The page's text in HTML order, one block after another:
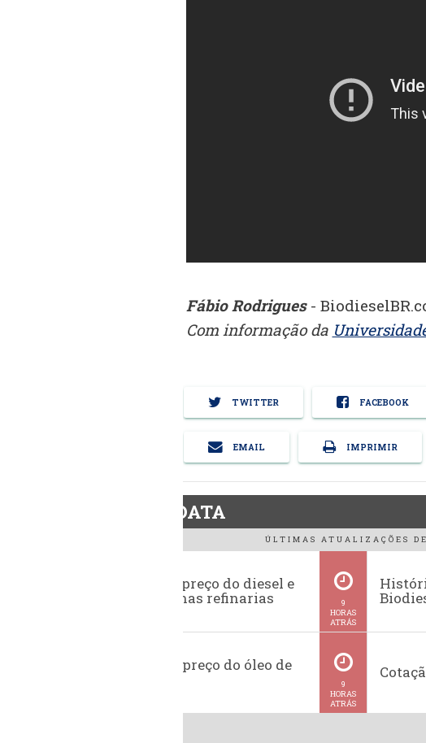
Fábio Rodrigues-
Com informação da
TWITTER FACEBOOK
EMAIL IMPRIMIR
BiodieselDATA
ÚLTIMAS ATUALIZAÇÕES DE
Evolução do preço do diesel e
da gasolina nas refinarias
9
HORAS
ATRÁS
Histórico do preço do óleo de
9
HORAS
ATRÁS